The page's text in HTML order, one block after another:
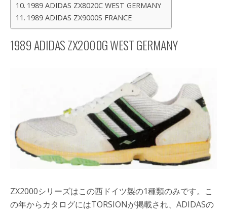
1989 ADIDAS ZX8020C WEST GERMANY
1989 ADIDAS ZX9000S FRANCE
1989 ADIDAS ZX2000G WEST GERMANY
ZX2000シリーズはこの西ドイツ製の1種類のみです。こ
の年からカタログにはTORSIONが掲載され、ADIDASの